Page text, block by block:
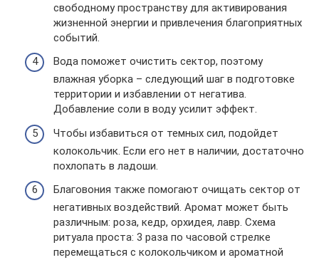
свободному пространству для активирования
жизненной энергии и привлечения благоприятных
событий.
Вода поможет очистить сектор, поэтому
влажная уборка – следующий шаг в подготовке
территории и избавлении от негатива.
Добавление соли в воду усилит эффект.
Чтобы избавиться от темных сил, подойдет
колокольчик. Если его нет в наличии, достаточно
похлопать в ладоши.
Благовония также помогают очищать сектор от
негативных воздействий. Аромат может быть
различным: роза, кедр, орхидея, лавр. Схема
ритуала проста: 3 раза по часовой стрелке
перемещаться с колокольчиком и ароматной